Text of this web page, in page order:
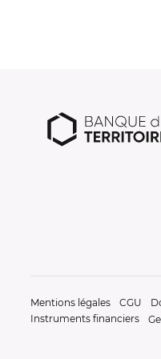
Mentions légales CGU
Instruments financiers